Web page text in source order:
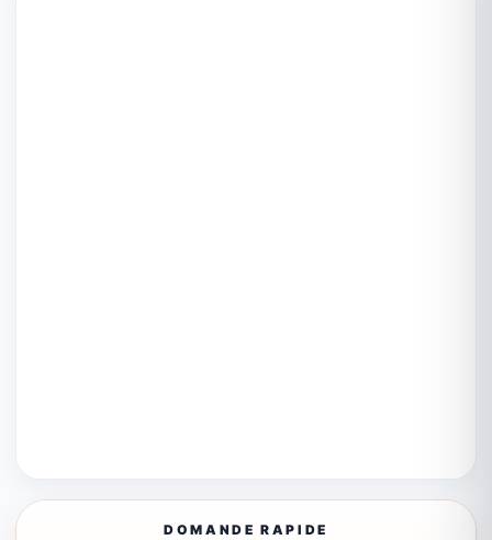
DOMANDE RAPIDE